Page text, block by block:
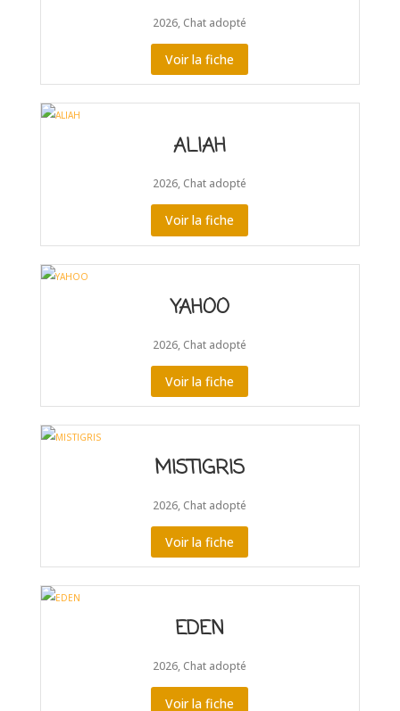
2026, Chat adopté
Voir la fiche
ALIAH
2026, Chat adopté
Voir la fiche
YAHOO
2026, Chat adopté
Voir la fiche
MISTIGRIS
2026, Chat adopté
Voir la fiche
EDEN
2026, Chat adopté
Voir la fiche